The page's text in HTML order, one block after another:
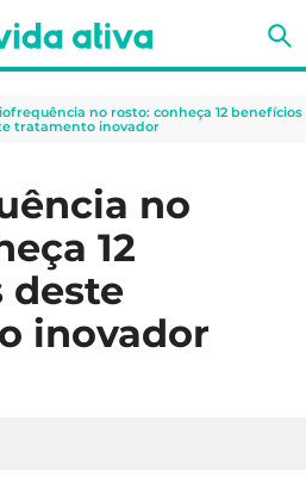
Estimação
no rosto: conheça 12 benefícios
tratamento inovador
no
12
deste
inovador